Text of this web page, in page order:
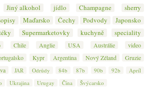
Jiný alkohol jídlo Champagne
sherry
Maďarsko Čechy Podvody
Japonsko
Supermarketovky kuchyně
speciality
Chile Anglie USA Austrálie
video
Kypr Argentina Nový Zéland
Gruzie
JAR Odrůdy 84b 87b 90b 92b
Apríl
Ukrajina Urugay Čína Švýcarsko